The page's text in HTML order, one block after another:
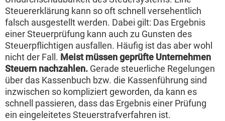
Steuererklärung kann so oft schnell versehentlich
falsch ausgestellt werden. Dabei gilt: Das Ergebnis
einer Steuerprüfung kann auch zu Gunsten des
Steuerpflichtigen ausfallen. Häufig ist das aber wohl
nicht der Fall. Meist müssen geprüfte Unternehmen
Steuern nachzahlen. Gerade steuerliche Regelungen
über das Kassenbuch bzw. die Kassenführung sind
inzwischen so kompliziert geworden, da kann es
schnell passieren, dass das Ergebnis einer Prüfung
ein eingeleitetes Steuerstrafverfahren ist.